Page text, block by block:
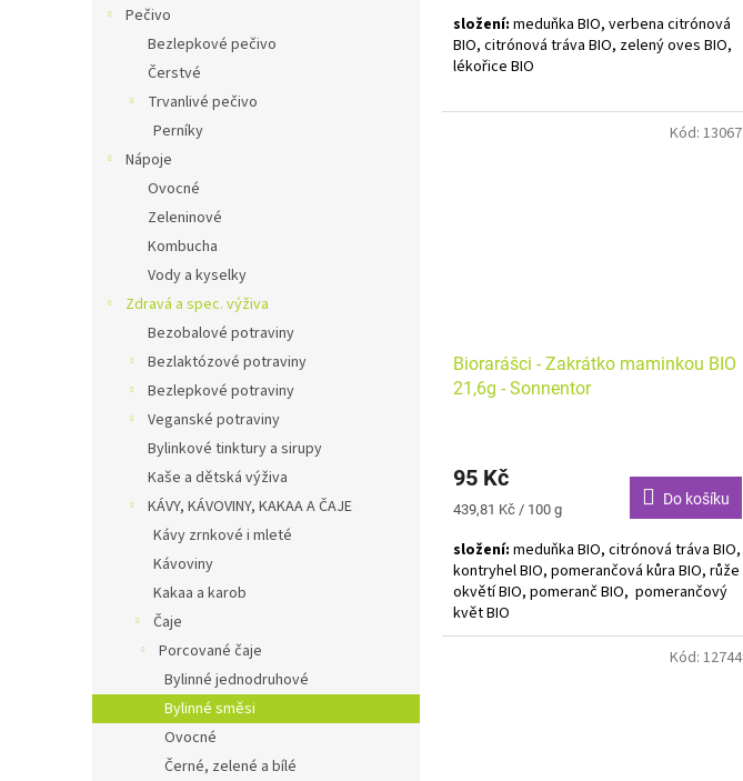
Pečivo
Bezlepkové pečivo
Čerstvé
Trvanlivé pečivo
Perníky
Nápoje
Ovocné
Zeleninové
Kombucha
Vody a kyselky
Zdravá a spec. výživa
Bezobalové potraviny
Bezlaktózové potraviny
Bezlepkové potraviny
Veganské potraviny
Bylinkové tinktury a sirupy
Kaše a dětská výživa
KÁVY, KÁVOVINY, KAKAA A ČAJE
Kávy zrnkové i mleté
Kávoviny
Kakaa a karob
Čaje
Porcované čaje
Bylinné jednodruhové
Bylinné směsi
Ovocné
Černé, zelené a bílé
složení: meduňka BIO, verbena citrónová
BIO, citrónová tráva BIO, zelený oves BIO,
lékořice BIO
Bylinná směs BIO. Alergeny
Pro děti od 7 měsíců.
Biorarášci - Zakrátko maminkou BIO
21,6g - Sonnentor
95 Kč
Měrná
439,81 Kč / 100 g
Do košíku
složení: meduňka BIO, citrónová tráva BIO,
kontryhel BIO, pomerančová kůra BIO, růže
okvětí BIO, pomeranč BIO, pomerančový
květ BIO
Bylinná směs BIO. Alergeny neuvedeny.
Kód: 13067
Kód: 12744